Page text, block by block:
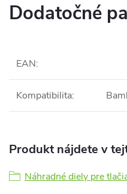
Dodatočné
EAN:
Kompatibilita:
Produkt nájdete v
Náhradné diely pre